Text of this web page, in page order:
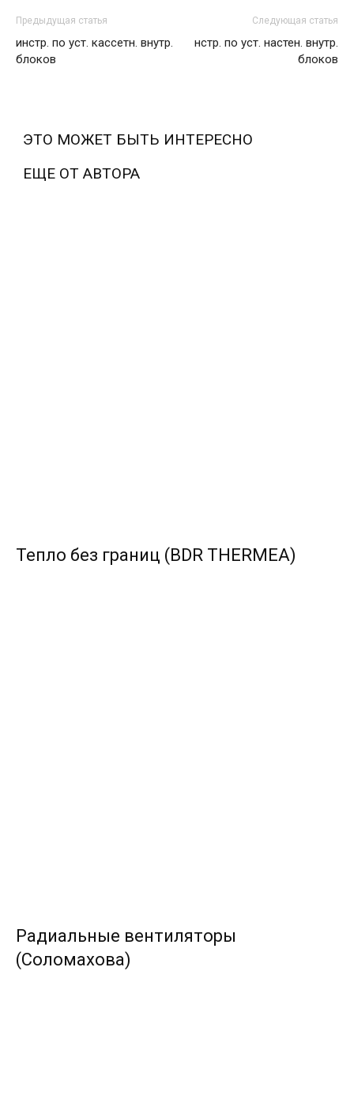
Предыдущая статья
инстр. по уст. кассетн. внутр.
блоков
Следующая статья
нстр. по уст. настен. внутр.
блоков
ЭТО МОЖЕТ БЫТЬ ИНТЕРЕСНО
ЕЩЕ ОТ АВТОРА
Тепло без границ (BDR THERMEA)
Радиальные вентиляторы
(Соломахова)